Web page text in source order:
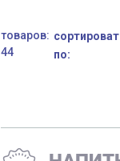
товаров:
44
по: